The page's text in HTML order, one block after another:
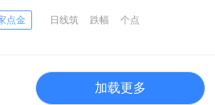
点金 日线筑 跌幅 个点
加载更多